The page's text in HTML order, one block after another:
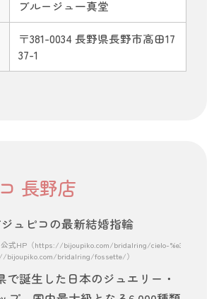
ブルージュ一真堂
〒381-0034 長野県長野市高田17
37-1
長野店
式HP（https://bijoupiko.com/bridalring/cielo-
bijoupiko.com/bridalring/fossette/）
で誕生した日本のジュエリー・